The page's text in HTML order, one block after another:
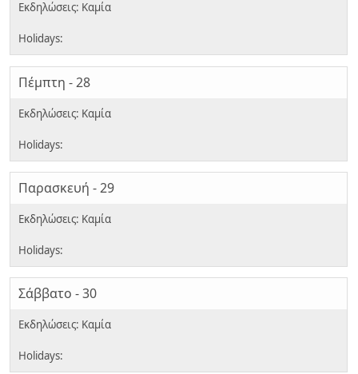
Πέμπτη - 28
Παρασκευή - 29
Σάββατο - 30